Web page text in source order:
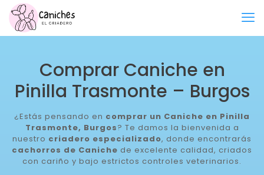
Comprar Caniche en
Pinilla Trasmonte – Burgos
¿Estás pensando en comprar un Caniche en Pinilla
Trasmonte, Burgos? Te damos la bienvenida a
nuestro criadero especializado, donde encontrarás
cachorros de Caniche de excelente calidad, criados
con cariño y bajo estrictos controles veterinarios.